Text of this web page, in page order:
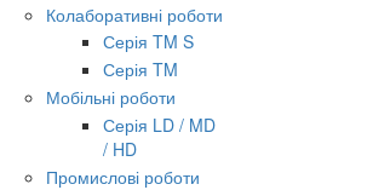
Колаборативні роботи
Серія TM S
Серія TM
Мобільні роботи
Серія LD / MD
/ HD
Промислові роботи